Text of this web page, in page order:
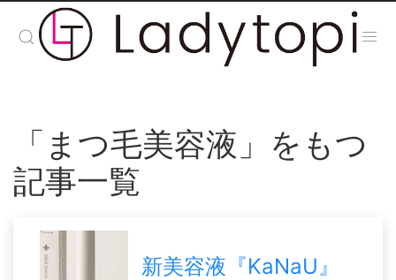
「まつ毛美容液」をもつ
記事一覧
新美容液『KaNaU』